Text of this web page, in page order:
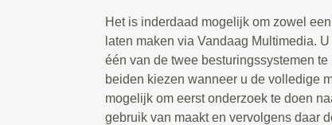
Het is inderdaad mogelijk om zowel
laten maken via Vandaag Multimedia.
één van de twee besturingssystemen
beiden kiezen wanneer u de volledige
mogelijk om eerst onderzoek te doen
gebruik van maakt en vervolgens daar